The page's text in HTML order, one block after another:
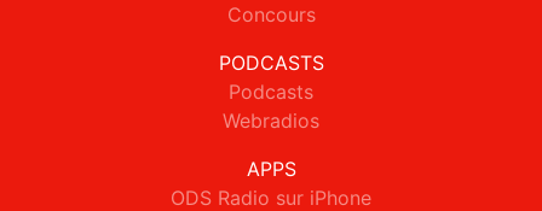
Concours
PODCASTS
Podcasts
Webradios
APPS
ODS Radio sur iPhone